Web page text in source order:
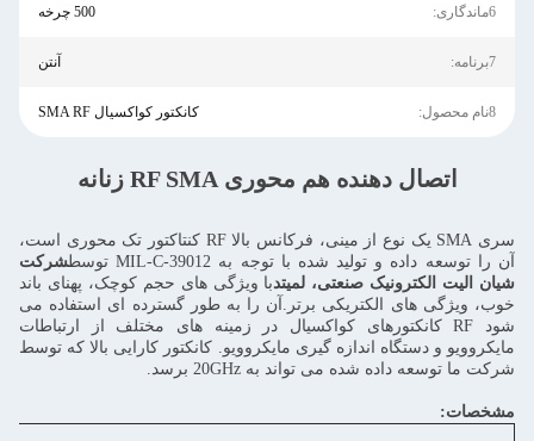
6ماندگاری: 500 چرخه
7برنامه: آنتن
8نام محصول: کانکتور کواکسیال SMA RF
اتصال دهنده هم محوری RF SMA زنانه
سری SMA یک نوع از مینی، فرکانس بالا RF کنتاکتور تک محوری است،
آن را توسعه داده و تولید شده با توجه به MIL-C-39012 توسط
شرکت
شیان الیت الکترونیک صنعتی، لمیتدبا ویژگی های حجم کوچک، پهنای باند
خوب، ویژگی های الکتریکی برتر.آن را به طور گسترده ای استفاده می
شود RF کانکتورهای کواکسیال در زمینه های مختلف از ارتباطات
مایکروویو و دستگاه اندازه گیری مایکروویو. کانکتور کارایی بالا که توسط
شرکت ما توسعه داده شده می تواند به 20GHz برسد.
مشخصات: